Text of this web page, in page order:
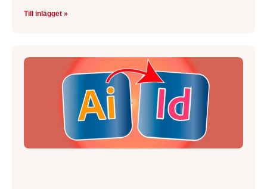
Till inlägget »